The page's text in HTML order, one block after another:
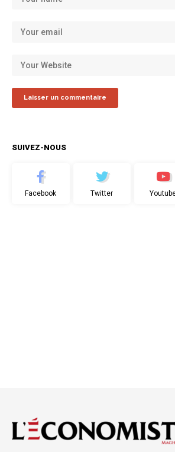
SUIVEZ-NOUS
Facebook Twitter